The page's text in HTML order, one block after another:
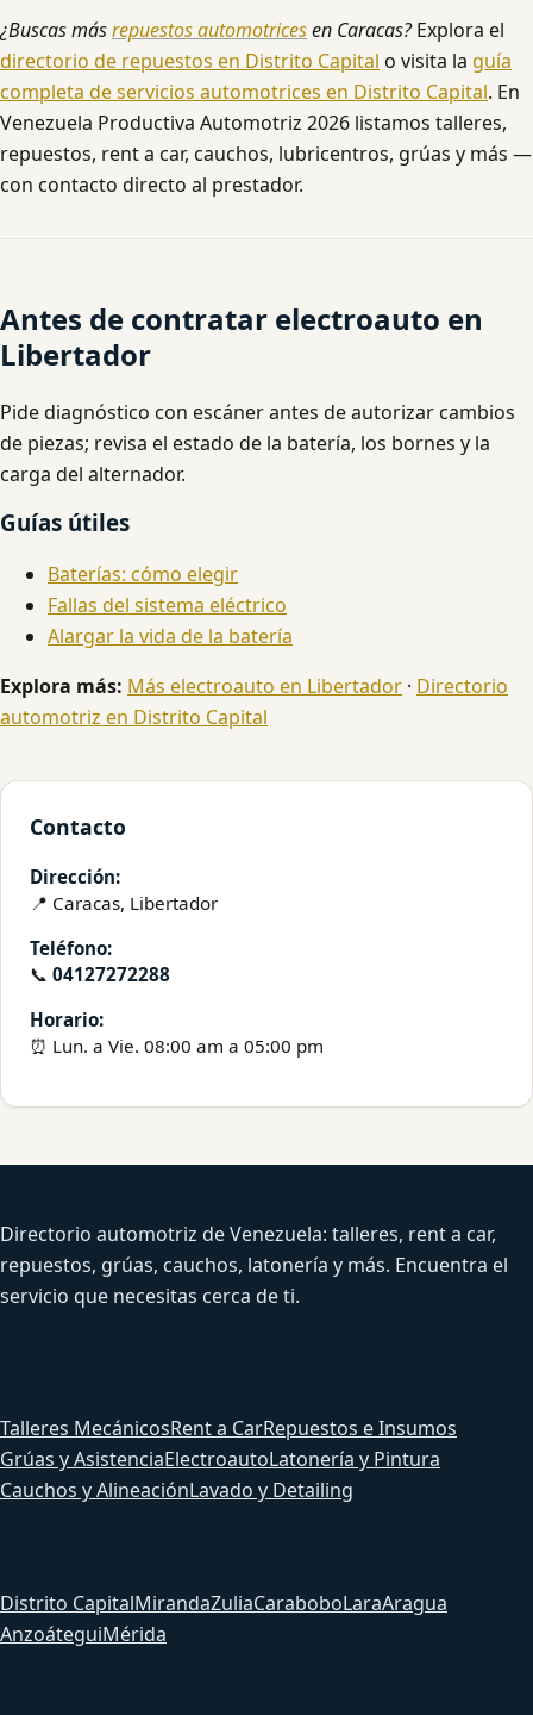
¿Buscas másrepuestos automotricesen Caracas?Explora el
directorio de repuestos en Distrito Capital o visita la guía
completa de servicios automotrices en Distrito Capital. En
Venezuela Productiva Automotriz 2026 listamos talleres,
repuestos, rent a car, cauchos, lubricentros, grúas y más —
con contacto directo al prestador.
Antes de contratar electroauto en
Libertador
Pide diagnóstico con escáner antes de autorizar cambios
de piezas; revisa el estado de la batería, los bornes y la
carga del alternador.
Guías útiles
Baterías: cómo elegir
Fallas del sistema eléctrico
Alargar la vida de la batería
Explora más: Más electroauto en Libertador · Directorio
automotriz en Distrito Capital
Contacto
Dirección:
📍 Caracas, Libertador
Teléfono:
📞 04127272288
Horario:
⏰ Lun. a Vie. 08:00 am a 05:00 pm
Directorio automotriz de Venezuela: talleres, rent a car,
repuestos, grúas, cauchos, latonería y más. Encuentra el
servicio que necesitas cerca de ti.
Talleres MecánicosRent a CarRepuestos e Insumos
Grúas y AsistenciaElectroautoLatonería y Pintura
Cauchos y AlineaciónLavado y Detailing
Distrito CapitalMirandaZuliaCaraboboLaraAragua
AnzoáteguiMérida